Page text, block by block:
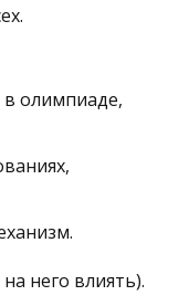
олимпиаде,
него влиять).